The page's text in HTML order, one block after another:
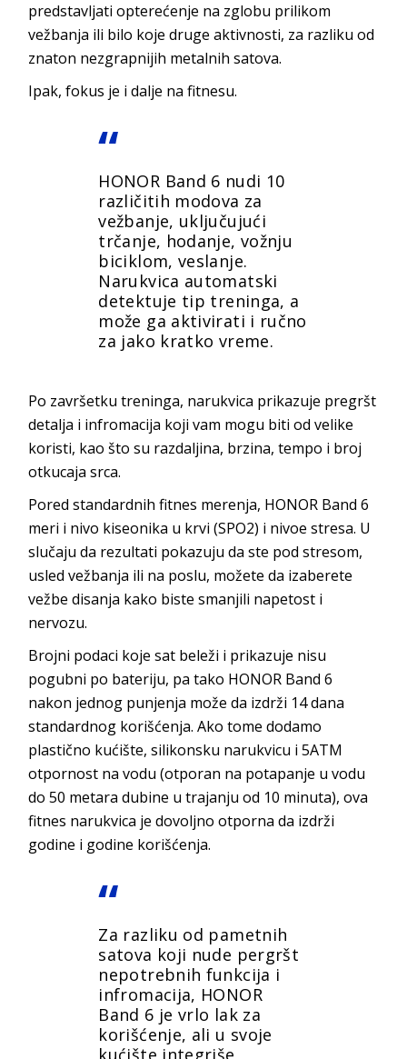
predstavljati opterećenje na zglobu prilikom
vežbanja ili bilo koje druge aktivnosti, za razliku od
znaton nezgrapnijih metalnih satova.
Ipak, fokus je i dalje na fitnesu.
HONOR Band 6 nudi 10
različitih modova za
vežbanje, uključujući
trčanje, hodanje, vožnju
biciklom, veslanje.
Narukvica automatski
detektuje tip treninga, a
može ga aktivirati i ručno
za jako kratko vreme.
Po završetku treninga, narukvica prikazuje pregršt
detalja i infromacija koji vam mogu biti od velike
koristi, kao što su razdaljina, brzina, tempo i broj
otkucaja srca.
Pored standardnih fitnes merenja, HONOR Band 6
meri i nivo kiseonika u krvi (SPO2) i nivoe stresa. U
slučaju da rezultati pokazuju da ste pod stresom,
usled vežbanja ili na poslu, možete da izaberete
vežbe disanja kako biste smanjili napetost i
nervozu.
Brojni podaci koje sat beleži i prikazuje nisu
pogubni po bateriju, pa tako HONOR Band 6
nakon jednog punjenja može da izdrži 14 dana
standardnog korišćenja. Ako tome dodamo
plastično kućište, silikonsku narukvicu i 5ATM
otpornost na vodu (otporan na potapanje u vodu
do 50 metara dubine u trajanju od 10 minuta), ova
fitnes narukvica je dovoljno otporna da izdrži
godine i godine korišćenja.
Za razliku od pametnih
satova koji nude pergršt
nepotrebnih funkcija i
infromacija, HONOR
Band 6 je vrlo lak za
korišćenje, ali u svoje
kućište integriše